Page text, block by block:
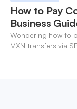
How to Pay
Business
Wondering how to
MXN transfers via